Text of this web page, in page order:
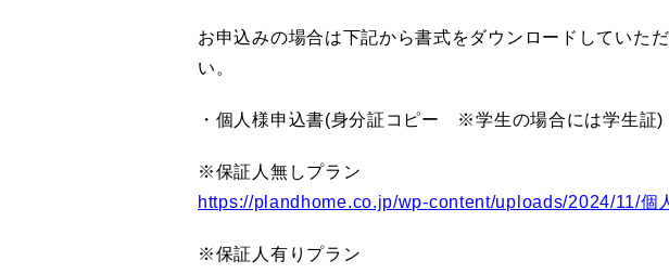
お申込みの場合は下記から書式をダウンロードしてい
い。
・個人様申込書(身分証コピー ※学生の場合には学生証)
※保証人無しプラン
https://plandhome.co.jp/wp-content/uploads/2024/11/個
※保証人有りプラン